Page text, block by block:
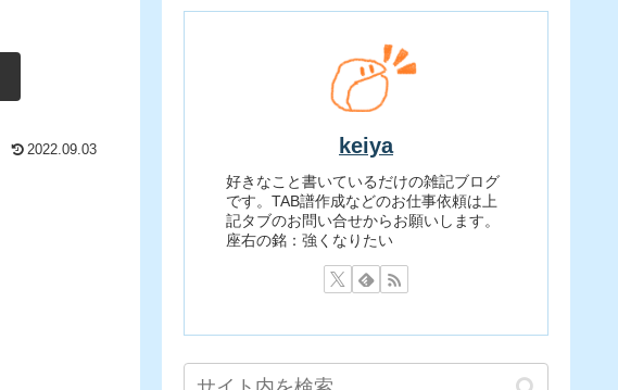
2022.09.03 keiya
好きなこと書いているだけの雑記ブログ
です。TAB譜作成などのお仕事依頼は上
記タブのお問い合せからお願いします。
座右の銘：強くなりたい